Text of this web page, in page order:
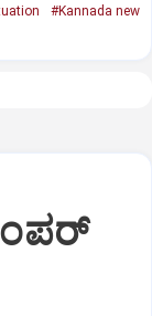
#Kannada new